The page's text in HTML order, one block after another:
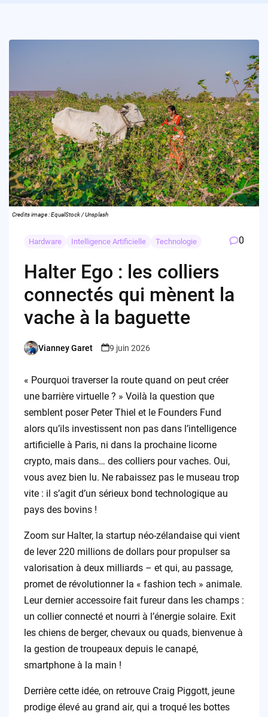
Credits image : EqualStock / Unsplash
Hardware Intelligence Artificielle Technologie 0
Halter Ego : les colliers
connectés qui mènent la
vache à la baguette
Posted
Vianney Garet 9 juin 2026
« Pourquoi traverser la route quand on peut créer
une barrière virtuelle ? » Voilà la question que
semblent poser Peter Thiel et le Founders Fund
alors qu’ils investissent non pas dans l’intelligence
artificielle à Paris, ni dans la prochaine licorne
crypto, mais dans… des colliers pour vaches. Oui,
vous avez bien lu. Ne rabaissez pas le museau trop
vite : il s’agit d’un sérieux bond technologique au
pays des bovins !
Zoom sur Halter, la startup néo-zélandaise qui vient
de lever 220 millions de dollars pour propulser sa
valorisation à deux milliards – et qui, au passage,
promet de révolutionner la « fashion tech » animale.
Leur dernier accessoire fait fureur dans les champs :
un collier connecté et nourri à l’énergie solaire. Exit
les chiens de berger, chevaux ou quads, bienvenue à
la gestion de troupeaux depuis le canapé,
smartphone à la main !
Derrière cette idée, on retrouve Craig Piggott, jeune
prodige élevé au grand air, qui a troqué les bottes